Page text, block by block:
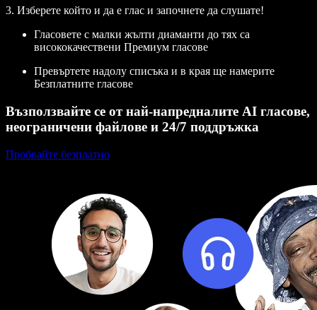
3. Изберете който и да е глас и започнете да слушате!
Гласовете с малки жълти диаманти до тях са
висококачествени Премиум гласове
Превъртете надолу списъка и в края ще намерите
Безплатните гласове
Възползвайте се от най-напредналите AI гласове,
неограничени файлове и 24/7 поддръжка
Пробвайте безплатно